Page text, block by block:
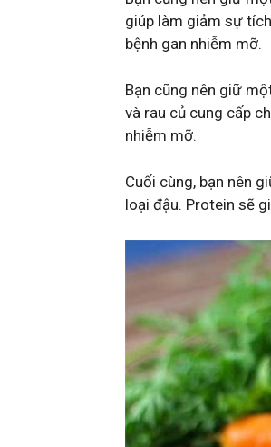
giúp làm giảm sự
bệnh gan nhiễm mỡ.
Bạn cũng nên giữ
và rau củ cung cấp
nhiễm mỡ.
Cuối cùng, bạn nên
loại đậu. Protein sẽ